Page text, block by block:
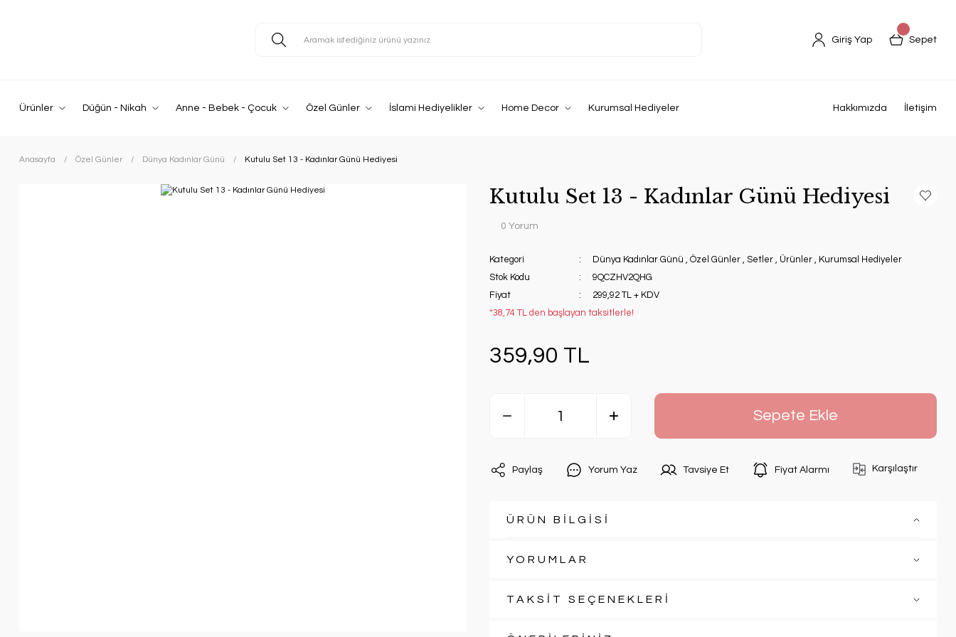
Giriş Yap Sepet
Ürünler Düğün - Nikah Anne - Bebek - Çocuk Özel Günler İslami Hediyelikler Home Decor Kurumsal Hediyeler Hakkımızda İletişim
Anasayfa Özel Günler Dünya Kadınlar Günü Kutulu Set 13 - Kadınlar Günü Hediyesi
Kutulu Set 13 - Kadınlar Günü Hediyesi
0 Yorum
Kategori Dünya Kadınlar Günü , Özel Günler , Setler , Ürünler , Kurumsal Hediyeler
Stok Kodu
9QCZHV2QHG
Fiyat
299,92 TL + KDV
*38,74 TL den başlayan taksitlerle!
359,90 TL
Sepete Ekle
Paylaş Yorum Yaz Tavsiye Et Fiyat Alarmı Karşılaştır
ÜRÜN BİLGİSİ
YORUMLAR
TAKSİT SEÇENEKLERİ